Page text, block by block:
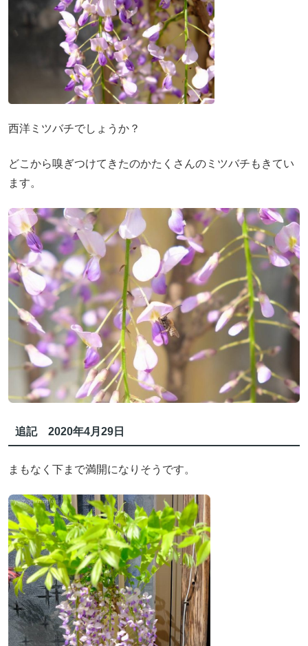
西洋ミツバチでしょうか？
どこから嗅ぎつけてきたのかたくさんのミツバチもきてい
ます。
追記 2020年4月29日
まもなく下まで満開になりそうです。